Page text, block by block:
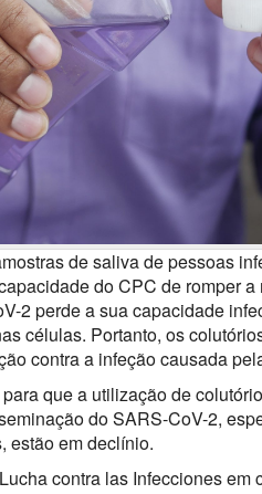
de saliva de pessoas
do CPC de romper
2 perde a sua capacidade
células. Portanto, os
contra a infeção causada
que a utilização de
do SARS-CoV-2,
estão em declínio.
contra las Infecciones em